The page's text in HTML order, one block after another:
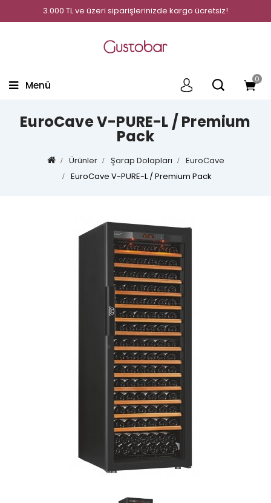
3.000 TL ve üzeri siparişlerinizde kargo ücretsiz!
0
Menü
EuroCave V-PURE-L / Premium
Pack
Ürünler Şarap Dolapları
EuroCave
EuroCave V-PURE-L / Premium Pack